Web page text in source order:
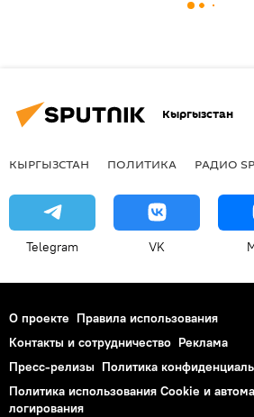
Кыргызстан
КЫРГЫЗСТАН ПОЛИТИКА РАДИО
Telegram VK
О проекте Правила использования
Контакты и сотрудничество Реклама
Пресс-релизы Политика
Политика использования Cookie и
логирования